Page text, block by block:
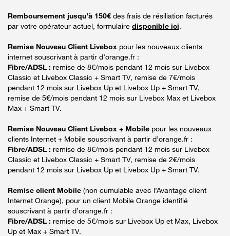
Remboursement jusqu’à 150€ des frais de résiliation facturés
par votre opérateur actuel, formulaire disponible ici.
Remise Nouveau Client Livebox pour les nouveaux clients
internet souscrivant à partir d’orange.fr :
Fibre/ADSL : remise de 8€/mois pendant 12 mois sur Livebox
Classic et Livebox Classic + Smart TV, remise de 7€/mois
pendant 12 mois sur Livebox Up et Livebox Up + Smart TV,
remise de 5€/mois pendant 12 mois sur Livebox Max et Livebox
Max + Smart TV.
Remise Nouveau Client Livebox + Mobile pour les nouveaux
clients Internet + Mobile souscrivant à partir d’orange.fr :
Fibre/ADSL : remise de 8€/mois pendant 12 mois sur Livebox
Classic et Livebox Classic + Smart TV, remise de 2€/mois
pendant 12 mois sur Livebox Up et Livebox Up + Smart TV.
Remise client Mobile (non cumulable avec l’Avantage client
Internet Orange), pour un client Mobile Orange identifié
souscrivant à partir d’orange.fr :
Fibre/ADSL : remise de 5€/mois sur Livebox Up et Max, Livebox
Up et Max + Smart TV.